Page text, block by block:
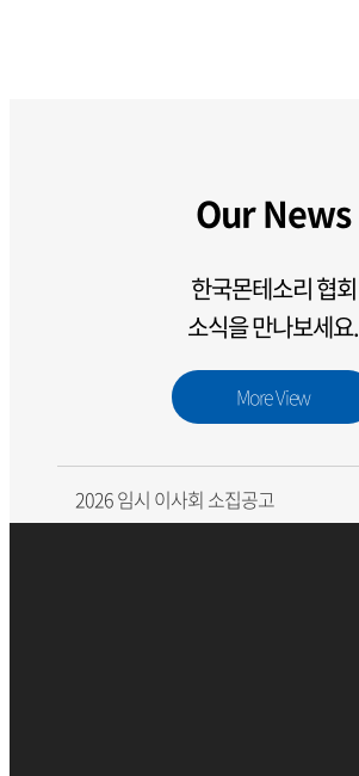
Our News
한국몬테소리 협회
소식을 만나보세요.
More View
2026 임시 이사회 소집공고